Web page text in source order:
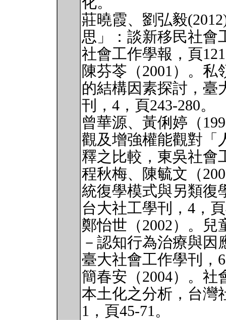
莊曉霞、劉弘毅
思」：談新移民社會
社會工作學報，頁
陳芬苓（2001）。
的結構因素探討，臺
刊，4，頁243-280。
曾華源、黃俐婷（
觀及增強權能觀對「
釋之比較，東吳社會
程秋梅、陳毓文（
統復學模式與另類復
台大社工學刊，4，
鄭怡世（2002）。
－認知行為治療與因
臺大社會工作學刊，
簡春安（2004）。
本土化之分析，台灣
1，頁45-71。